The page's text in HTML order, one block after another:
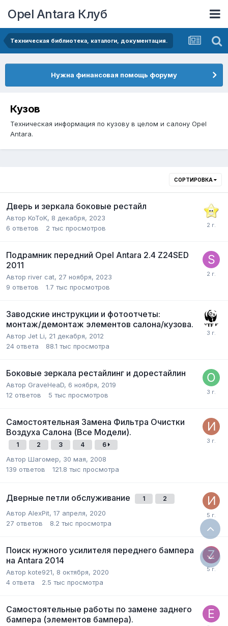
Opel Antara Клуб
Техническая библиотека, каталоги, документация.
Нужна финансовая помощь форуму
Кузов
Техническая информация по кузову в целом и салону Opel
Antara.
СОРТИРОВКА
Дверь и зеркала боковые рестайл
Автор KoToK, 8 декабря, 2023
6 ответов 2 тыс просмотров
Подрамник передний Opel Antara 2.4 Z24SED
2011
Автор river cat, 27 ноября, 2023
9 ответов 1.7 тыс просмотров
Заводские инструкции и фотоотчеты:
монтаж/демонтаж элементов салона/кузова.
Автор Jet Li, 21 декабря, 2012
24 ответа 88.1 тыс просмотра
Боковые зеркала рестайлинг и дорестайлин
Автор GraveHeaD, 6 ноября, 2019
12 ответов 5 тыс просмотров
Самостоятельная Замена Фильтра Очистки
Воздуха Салона (Все Модели).
1 2 3 4 6
Автор Шагомер, 30 мая, 2008
139 ответов 121.8 тыс просмотра
Дверные петли обслуживание 1 2
Автор AlexPit, 17 апреля, 2020
27 ответов 8.2 тыс просмотра
Поиск нужного усилителя переднего бампера
на Antara 2014
Автор kote921, 8 октября, 2020
4 ответа 2.5 тыс просмотра
Самостоятельные работы по замене заднего
бампера (элементов бампера).